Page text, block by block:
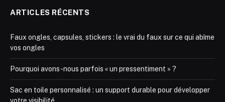
ARTICLES RÉCENTS
Faux ongles, capsules, stickers : le vrai du faux sur ce qui abîme
vos ongles
Pourquoi avons-nous parfois « un pressentiment » ?
Sac en toile personnalisé : un support durable pour développer